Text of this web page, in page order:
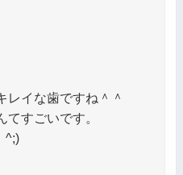
レイな歯ですね＾＾
すごいです。
^;)